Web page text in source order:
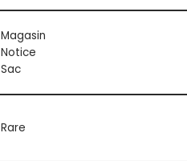
Magasin
Notice
Sac
Rare